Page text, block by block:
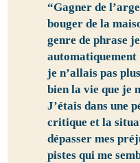
“Gagner de
bouger de la
genre de phrase
automatiquement
je n’allais pas
bien la vie que je
J’étais dans une
critique et la
dépasser mes
pistes qui me